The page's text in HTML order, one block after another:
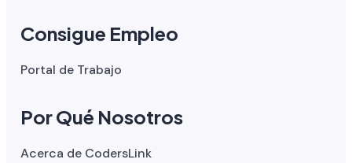
Consigue Empleo
Portal de Trabajo
Por Qué Nosotros
Acerca de CodersLink